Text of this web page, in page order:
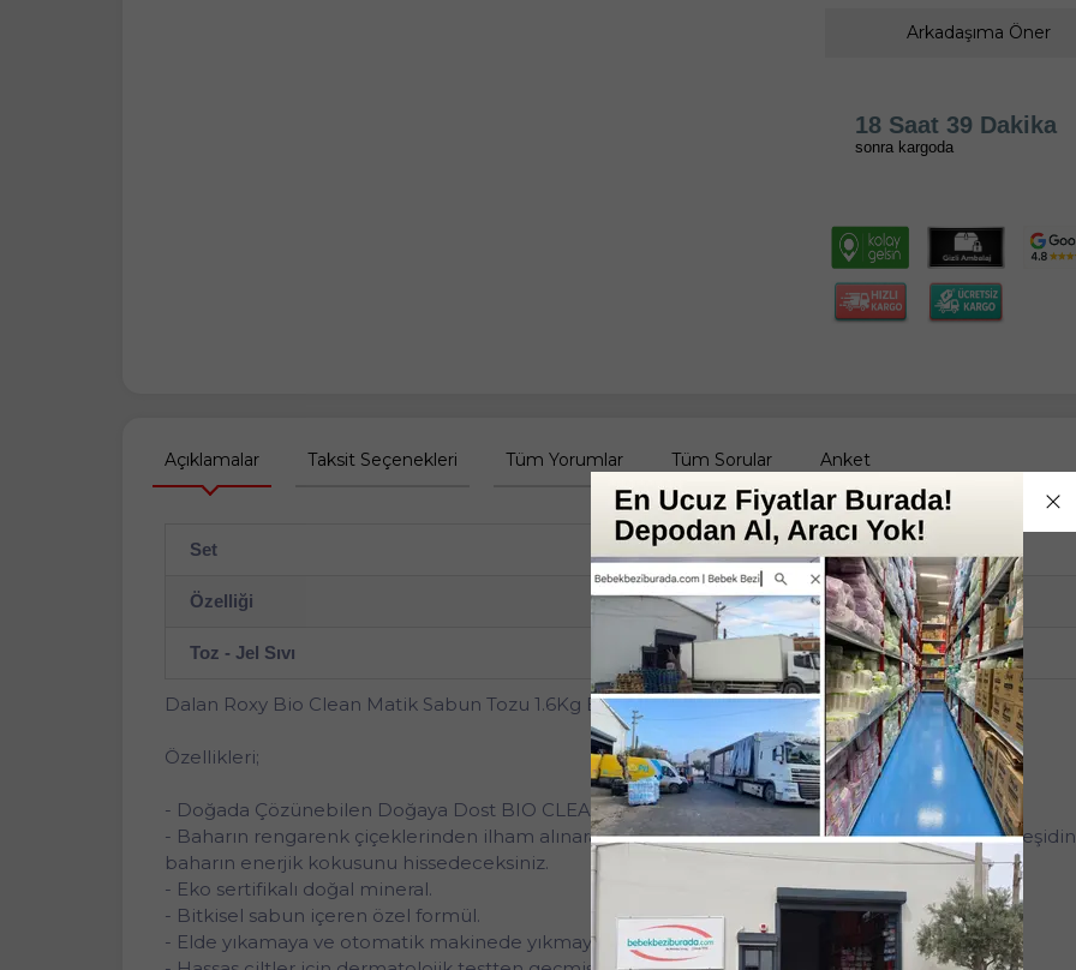
Arkadaşıma Öner
18 Saat 39 Dakika
sonra kargoda
Açıklamalar Taksit Seçenekleri Tüm Yorumlar Tüm Sorular Anket
Set
Özelliği Beyaz ve Renkli Çamaşırlar
Toz - Jel Sıvı Toz Deterjan
Dalan Roxy Bio Clean Matik Sabun Tozu 1.6Kg Bahar Çiçekleri (9 Lu Set) (468 Yıkama)
Özellikleri;
- Doğada Çözünebilen Doğaya Dost BIO CLEAN formül!
- Baharın rengarenk çiçeklerinden ilham alınarak tasarlanan, ‘Roxy Bio Clean Bahar Çiçekleri’
baharın enerjik kokusunu hissedeceksiniz.
- Eko sertifikalı doğal mineral.
- Bitkisel sabun içeren özel formül.
- Elde yıkamaya ve otomatik makinede yıkmaya uygun.